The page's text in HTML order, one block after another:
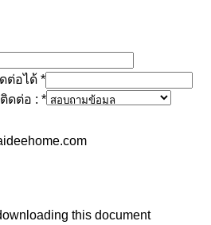
ต่อได้ *
ดต่อ : *
this document